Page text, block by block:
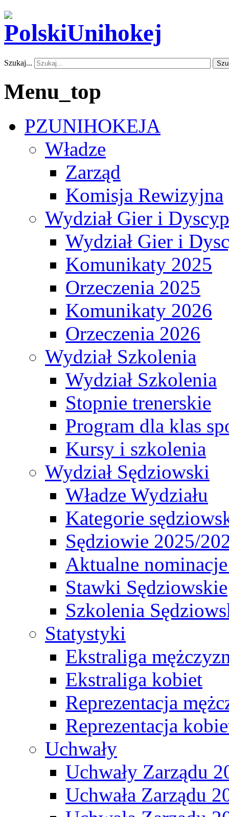
Szukaj...
Menu_top
PZUNIHOKEJA
Władze
Zarząd
Komisja Rewizyjna
Wydział Gier i
Wydział Gier i
Komunikaty 2025
Orzeczenia 2025
Komunikaty 2026
Orzeczenia 2026
Wydział Szkolenia
Wydział Szkolenia
Stopnie trenerskie
Program dla klas
Kursy i szkolenia
Wydział Sędziowski
Władze Wydziału
Kategorie
Sędziowie 2025/
Aktualne
Stawki Sędziowskie
Szkolenia
Statystyki
Ekstraliga
Ekstraliga kobiet
Reprezentacja
Reprezentacja
Uchwały
Uchwały Zarządu
Uchwała Zarządu